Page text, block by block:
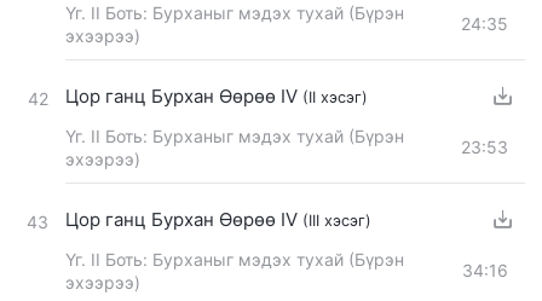
Үг. II Боть: Бурханыг мэдэх тухай (Бүрэн
эхээрээ)
24:35
42 Цор ганц Бурхан Өөрөө IV (II хэсэг)
Үг. II Боть: Бурханыг мэдэх тухай (Бүрэн
эхээрээ)
23:53
43 Цор ганц Бурхан Өөрөө IV (III хэсэг)
Үг. II Боть: Бурханыг мэдэх тухай (Бүрэн
эхээрээ)
34:16